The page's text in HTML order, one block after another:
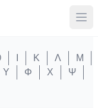
Κ Λ
Μ
Υ Φ Χ
Ψ